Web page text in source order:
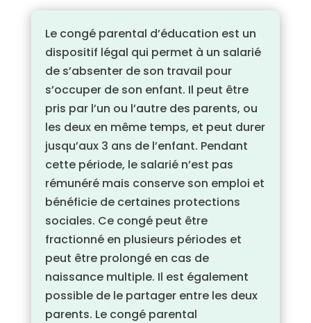
Le congé parental d’éducation est un
dispositif légal qui permet à un salarié
de s’absenter de son travail pour
s’occuper de son enfant. Il peut être
pris par l’un ou l’autre des parents, ou
les deux en même temps, et peut durer
jusqu’aux 3 ans de l’enfant. Pendant
cette période, le salarié n’est pas
rémunéré mais conserve son emploi et
bénéficie de certaines protections
sociales. Ce congé peut être
fractionné en plusieurs périodes et
peut être prolongé en cas de
naissance multiple. Il est également
possible de le partager entre les deux
parents. Le congé parental